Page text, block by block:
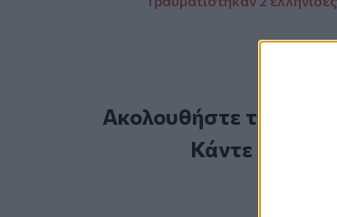
Ακολουθήστε το
Κάντε